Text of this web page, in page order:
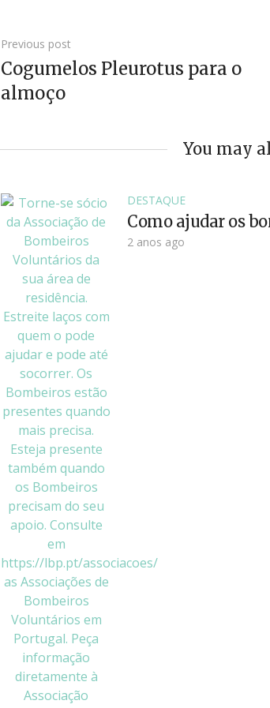
Previous post
Cogumelos Pleurotus para o
almoço
You may
DESTAQUE
Como ajudar os
2 anos ago